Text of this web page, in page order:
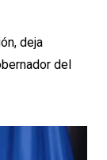
deja
del